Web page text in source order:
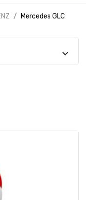
Mercedes GLC